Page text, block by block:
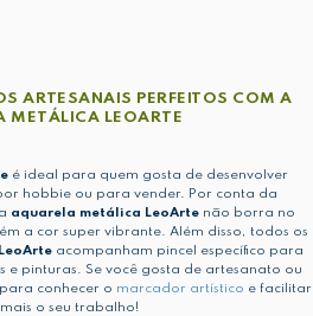
ARTESANAIS PERFEITOS COM A
METÁLICA LEOARTE
é ideal para quem gosta de desenvolver
hobbie ou para vender. Por conta da
aquarela metálica LeoArte não borra no
a cor super vibrante. Além disso, todos os
acompanham pincel específico para
e pinturas. Se você gosta de artesanato ou
conhecer o marcador artístico e facilitar
o seu trabalho!